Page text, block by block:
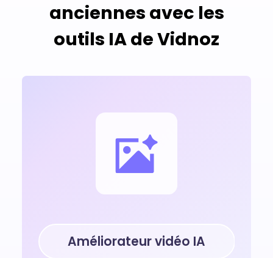
anciennes avec les
outils IA de Vidnoz
Améliorateur vidéo IA